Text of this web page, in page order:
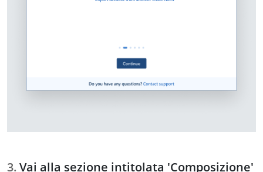
Vai alla sezione intitolata 'Composizione'